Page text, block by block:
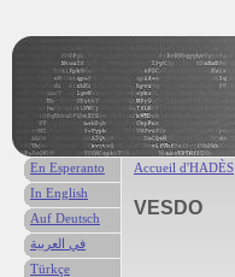
Accueil d'HADÈS
VESDO
En Esperanto
In English
Auf Deutsch
في العربية
Türkçe